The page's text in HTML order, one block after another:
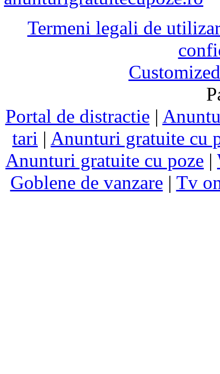
Termeni legali de
Portal de distractie |
tari | Anunturi gratuite cu
Anunturi gratuite cu poze |
Goblene de vanzare | Tv